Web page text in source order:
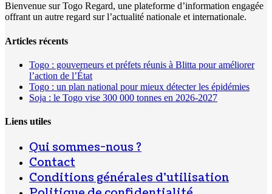
Bienvenue sur Togo Regard, une plateforme d’information engagée
offrant un autre regard sur l’actualité nationale et internationale.
Articles récents
Togo : gouverneurs et préfets réunis à Blitta pour améliorer
l’action de l’État
Togo : un plan national pour mieux détecter les épidémies
Soja : le Togo vise 300 000 tonnes en 2026-2027
Liens utiles
Qui sommes-nous ?
Contact
Conditions générales d’utilisation